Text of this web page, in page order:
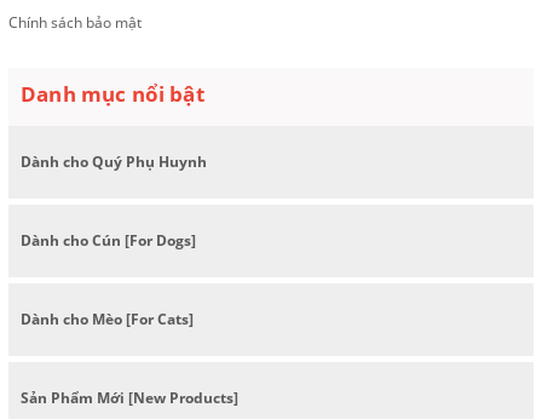
Chính sách bảo mật
Danh mục nổi bật
Dành cho Quý Phụ Huynh
Dành cho Cún [For Dogs]
Dành cho Mèo [For Cats]
Sản Phẩm Mới [New Products]